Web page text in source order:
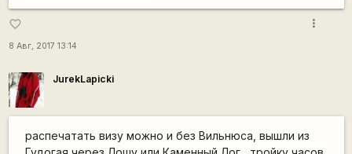
favorite_border
8 Авг, 2017 13:14
more_vert
JurekLapicki
распечатать визу можно и без Вильнюса, вышли из